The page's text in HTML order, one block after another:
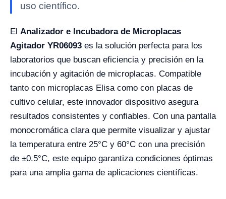
uso científico.
El Analizador e Incubadora de Microplacas
Agitador YR06093 es la solución perfecta para los
laboratorios que buscan eficiencia y precisión en la
incubación y agitación de microplacas. Compatible
tanto con microplacas Elisa como con placas de
cultivo celular, este innovador dispositivo asegura
resultados consistentes y confiables. Con una pantalla
monocromática clara que permite visualizar y ajustar
la temperatura entre 25°C y 60°C con una precisión
de ±0.5°C, este equipo garantiza condiciones óptimas
para una amplia gama de aplicaciones científicas.